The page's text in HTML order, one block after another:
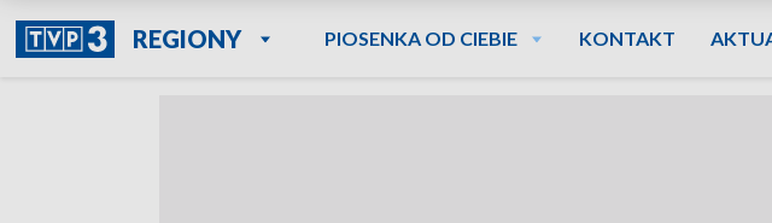
REGIONY PIOSENKA OD CIEBIE KONTAKT